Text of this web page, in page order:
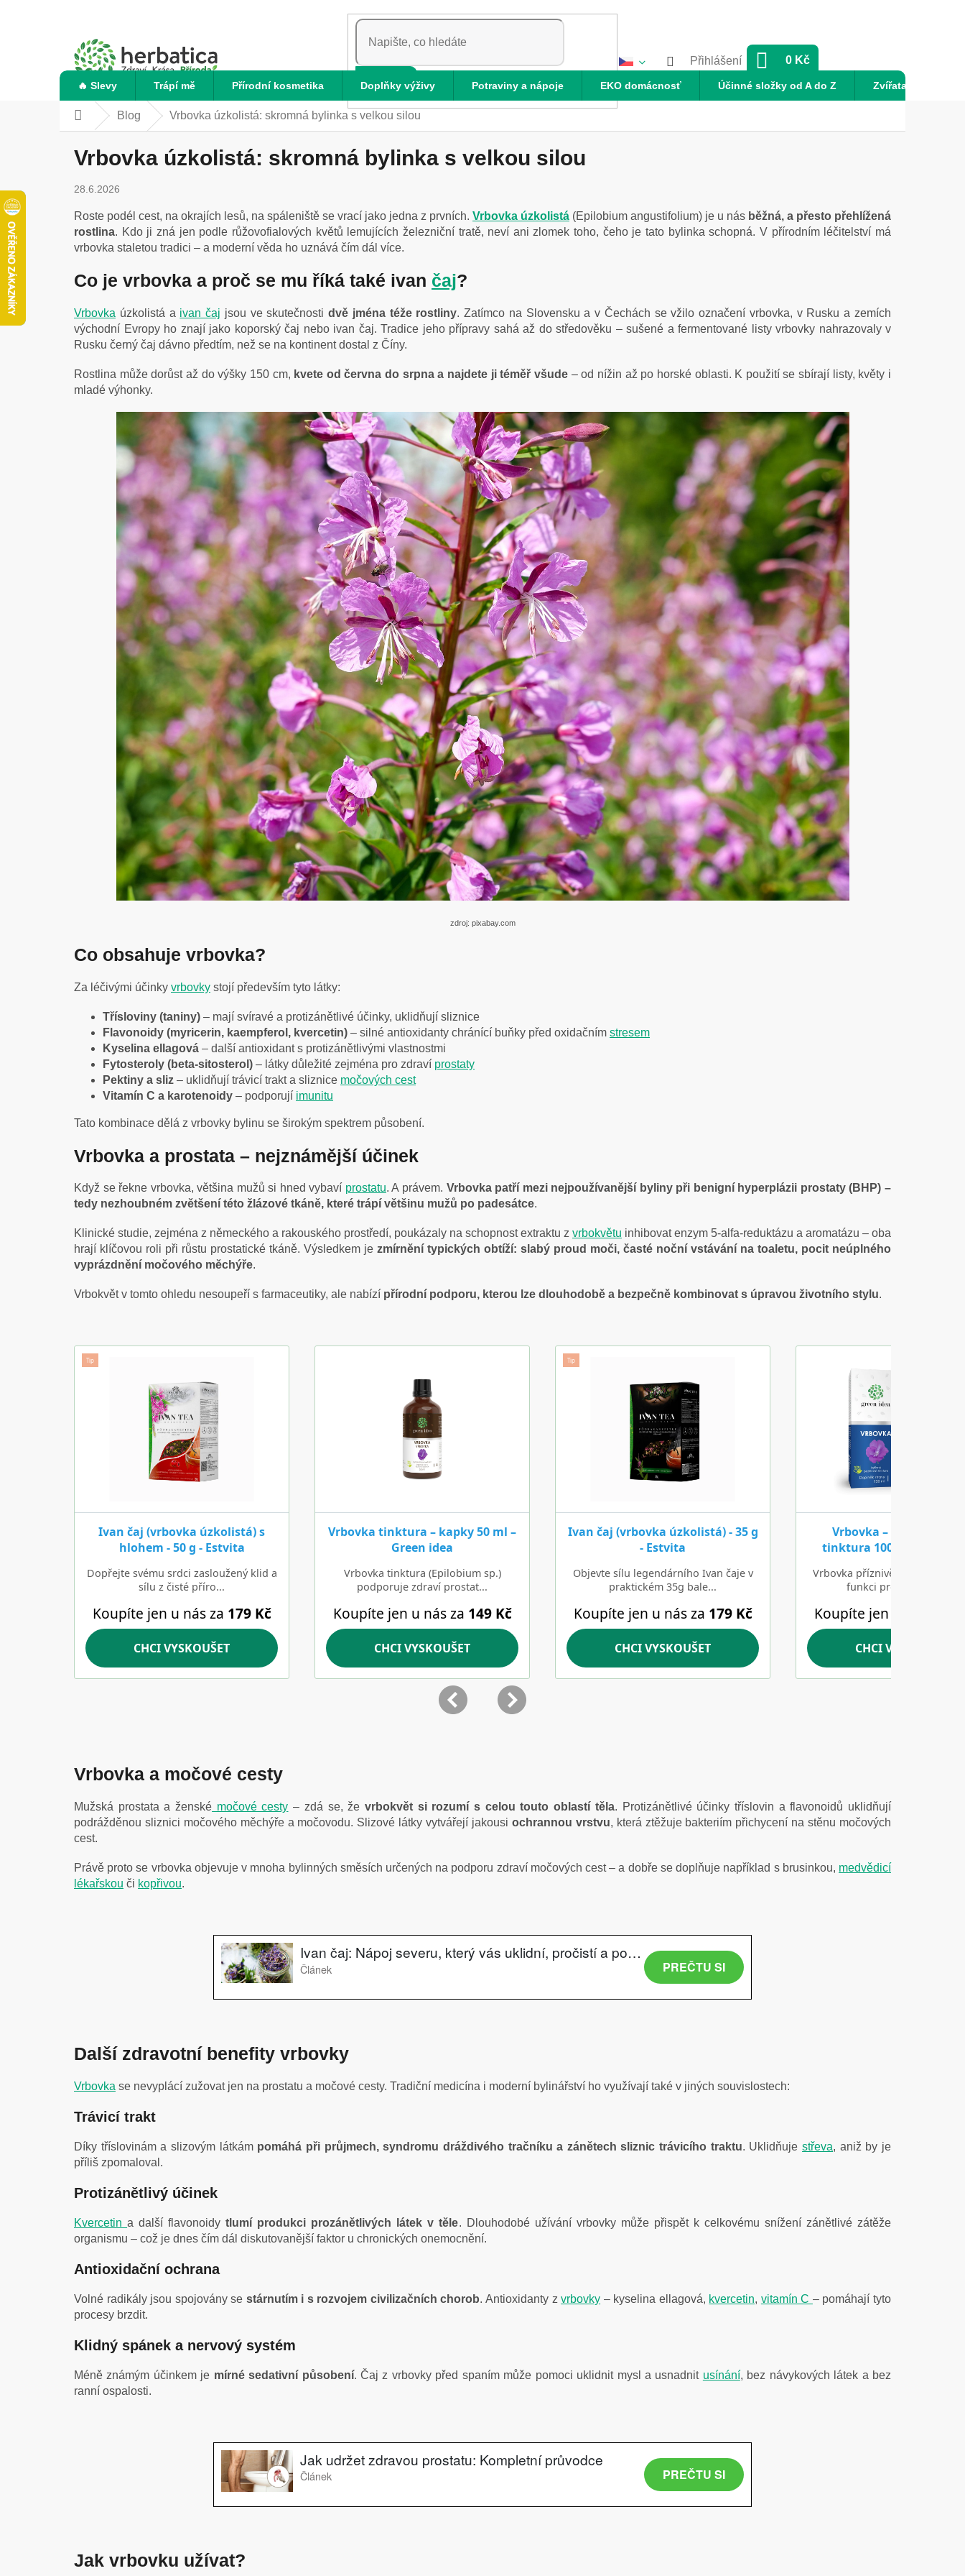
HLEDAT
Přihlášení
NÁKUPNÍ
0 Kč
🔥 Slevy Trápí mě Přírodní kosmetika Doplňky výživy Potraviny a nápoje EKO domácnosť Účinné složky od A do Z Zvířata
Domů Blog Vrbovka úzkolistá: skromná bylinka s velkou silou
Vrbovka úzkolistá: skromná bylinka s velkou silou
28.6.2026
Roste podél cest, na okrajích lesů, na spáleniště se vrací jako jedna z prvních. Vrbovka úzkolistá (Epilobium angustifolium) je u nás běžná, a přesto přehlížená
rostlina. Kdo ji zná jen podle růžovofialových květů lemujících železniční tratě, neví ani zlomek toho, čeho je tato bylinka schopná. V přírodním léčitelství má
vrbovka staletou tradici – a moderní věda ho uznává čím dál více.
Co je vrbovka a proč se mu říká také ivan čaj?
Vrbovka úzkolistá a ivan čaj jsou ve skutečnostidvě jména téže rostliny. Zatímco na Slovensku a v Čechách se vžilo označení vrbovka, v Rusku a zemích
východní Evropy ho znají jako koporský čaj nebo ivan čaj. Tradice jeho přípravy sahá až do středověku – sušené a fermentované listy vrbovky nahrazovaly v
Rusku černý čaj dávno předtím, než se na kontinent dostal z Číny.
Rostlina může dorůst až do výšky 150 cm, kvete od června do srpna a najdete ji téměř všude– od nížin až po horské oblasti. K použití se sbírají listy, květy i
mladé výhonky.
zdroj: pixabay.com
Co obsahuje vrbovka?
Za léčivými účinky vrbovky stojí především tyto látky:
Třísloviny (taniny) – mají svíravé a protizánětlivé účinky, uklidňují sliznice
Flavonoidy (myricerin, kaempferol, kvercetin) – silné antioxidanty chránící buňky před oxidačním stresem
Kyselina ellagová – další antioxidant s protizánětlivými vlastnostmi
Fytosteroly (beta-sitosterol) – látky důležité zejména pro zdraví prostaty
Pektiny a sliz – uklidňují trávicí trakt a sliznice močových cest
Vitamín C a karotenoidy – podporují imunitu
Tato kombinace dělá z vrbovky bylinu se širokým spektrem působení.
Vrbovka a prostata – nejznámější účinek
Když se řekne vrbovka, většina mužů si hned vybaví prostatu. A právem. Vrbovka patří mezi nejpoužívanější byliny při benigní hyperplázii prostaty (BHP) –
tedy nezhoubném zvětšení této žlázové tkáně, které trápí většinu mužů po padesátce.
Klinické studie, zejména z německého a rakouského prostředí, poukázaly na schopnost extraktu z vrbokvětu inhibovat enzym 5-alfa-reduktázu a aromatázu – oba
hrají klíčovou roli při růstu prostatické tkáně. Výsledkem je zmírnění typických obtíží: slabý proud moči, časté noční vstávání na toaletu, pocit neúplného
vyprázdnění močového měchýře.
Vrbokvět v tomto ohledu nesoupeří s farmaceutiky, ale nabízí přírodní podporu, kterou lze dlouhodobě a bezpečně kombinovat s úpravou životního stylu.
Vrbovka a močové cesty
Mužská prostata a ženské močové cesty – zdá se, že vrbokvět si rozumí s celou touto oblastí těla. Protizánětlivé účinky tříslovin a flavonoidů uklidňují
podrážděnou sliznici močového měchýře a močovodu. Slizové látky vytvářejí jakousi ochrannou vrstvu, která ztěžuje bakteriím přichycení na stěnu močových
cest.
Právě proto se vrbovka objevuje v mnoha bylinných směsích určených na podporu zdraví močových cest – a dobře se doplňuje například s brusinkou, medvědicí
lékařskou či kopřivou.
Další zdravotní benefity vrbovky
Vrbovka se nevyplácí zužovat jen na prostatu a močové cesty. Tradiční medicína i moderní bylinářství ho využívají také v jiných souvislostech:
Trávicí trakt
Díky tříslovinám a slizovým látkám pomáhá při průjmech, syndromu dráždivého tračníku a zánětech sliznic trávicího traktu. Uklidňujestřeva, aniž by je
příliš zpomaloval.
Protizánětlivý účinek
Kvercetina další flavonoidytlumí produkci prozánětlivých látek v těle. Dlouhodobé užívání vrbovky může přispět k celkovému snížení zánětlivé zátěže
organismu – což je dnes čím dál diskutovanější faktor u chronických onemocnění.
Antioxidační ochrana
Volné radikály jsou spojovány se stárnutím i s rozvojem civilizačních chorob. Antioxidanty zvrbovky – kyselina ellagová, kvercetin, vitamín C – pomáhají tyto
procesy brzdit.
Klidný spánek a nervový systém
Méně známým účinkem je mírné sedativní působení. Čaj z vrbovky před spaním může pomoci uklidnit mysl a usnadnit usínání, bez návykových látek a bez
ranní ospalosti.
Jak vrbovku užívat?